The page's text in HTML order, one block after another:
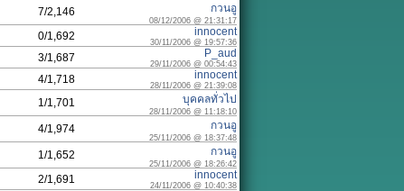
7/2,146 กวนอู
08/12/2006 @ 21:31:17
0/1,692 innocent
30/11/2006 @ 19:57:36
3/1,687 P_aud
29/11/2006 @ 00:54:43
4/1,718 innocent
28/11/2006 @ 21:39:08
1/1,701 บุคคลทั่วไป
28/11/2006 @ 11:18:10
4/1,974 กวนอู
25/11/2006 @ 18:37:48
1/1,652 กวนอู
25/11/2006 @ 18:26:42
2/1,691 innocent
24/11/2006 @ 10:40:38